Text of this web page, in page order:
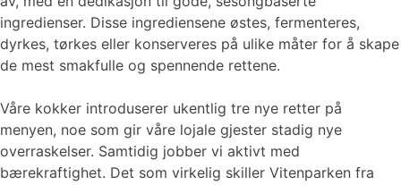
ingredienser. Disse ingrediensene østes, fermenteres,
dyrkes, tørkes eller konserveres på ulike måter for å skape
de mest smakfulle og spennende rettene.
Våre kokker introduserer ukentlig tre nye retter på
menyen, noe som gir våre lojale gjester stadig nye
overraskelser. Samtidig jobber vi aktivt med
bærekraftighet. Det som virkelig skiller Vitenparken fra